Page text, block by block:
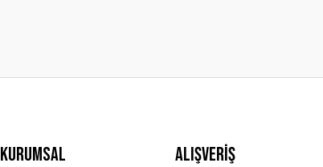
Kurumsal Alışveriş